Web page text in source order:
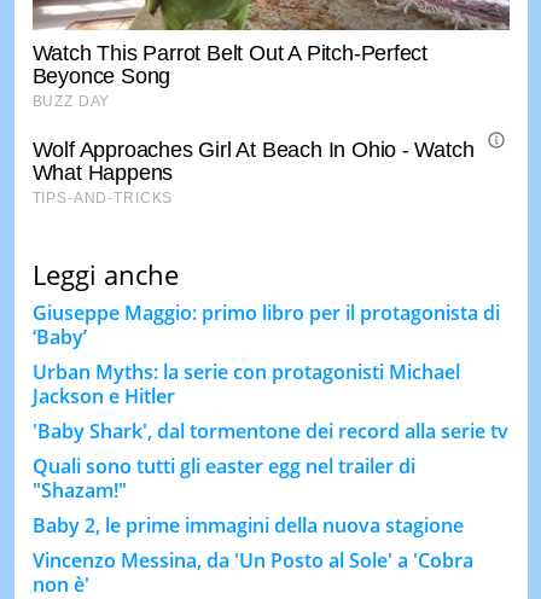
Leggi anche
Giuseppe Maggio: primo libro per il protagonista di
‘Baby’
Urban Myths: la serie con protagonisti Michael
Jackson e Hitler
'Baby Shark', dal tormentone dei record alla serie tv
Quali sono tutti gli easter egg nel trailer di
"Shazam!"
Baby 2, le prime immagini della nuova stagione
Vincenzo Messina, da 'Un Posto al Sole' a 'Cobra
non è'